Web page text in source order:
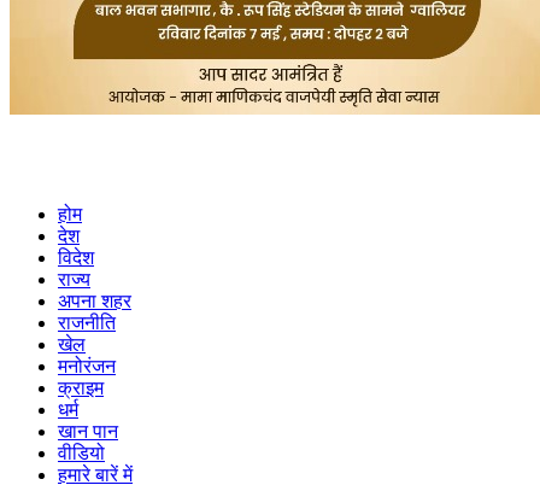
होम
देश
विदेश
राज्य
अपना शहर
राजनीति
खेल
मनोरंजन
क्राइम
धर्म
खान पान
वीडियो
हमारे बारें में